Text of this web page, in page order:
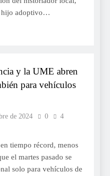
hijo adoptivo…
y la UME abren
para vehículos
de 2024 0
4
tiempo récord, menos
el martes pasado se
solo para vehículos de